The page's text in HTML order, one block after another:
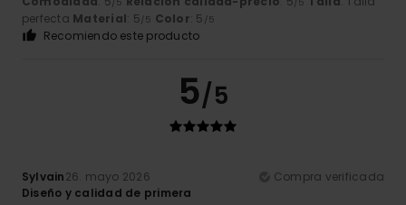
/5 /5
perfecta Material: 5/5 Color: 5 /5
Recomiendo este producto
5/5
Sylvain26. mayo 2026
Compra verificada
Diseño y calidad de primera